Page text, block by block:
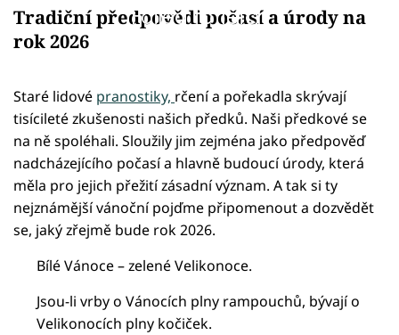
Failed to fetch
Tradiční předpovědi počasí a úrody na
rok 2026
Staré lidové pranostiky, rčení a pořekadla skrývají
tisícileté zkušenosti našich předků. Naši předkové se
na ně spoléhali. Sloužily jim zejména jako předpověď
nadcházejícího počasí a hlavně budoucí úrody, která
měla pro jejich přežití zásadní význam. A tak si ty
nejznámější vánoční pojďme připomenout a dozvědět
se, jaký zřejmě bude rok 2026.
Bílé Vánoce – zelené Velikonoce.
Jsou-li vrby o Vánocích plny rampouchů, bývají o
Velikonocích plny kočiček.